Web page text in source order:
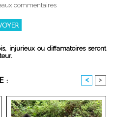
commentaires
injurieux ou diffamatoires seront
: < >